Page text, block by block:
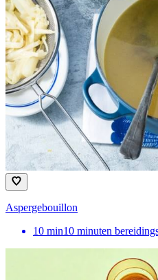
Aspergebouillon
10 min10 minuten